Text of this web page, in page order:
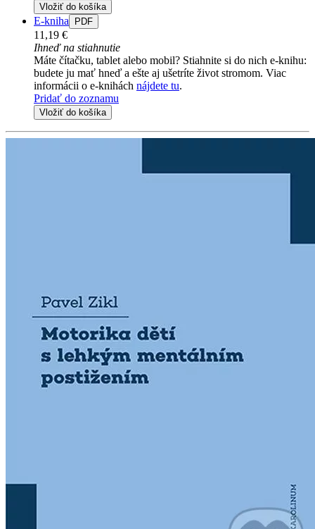
Vložiť do košíka
E-kniha PDF
11,19 €
Ihneď na stiahnutie
Máte čítačku, tablet alebo mobil? Stiahnite si do nich e-knihu:
budete ju mať hneď a ešte aj ušetríte život stromom. Viac
informácii o e-knihách nájdete tu.
Pridať do zoznamu
Vložiť do košíka